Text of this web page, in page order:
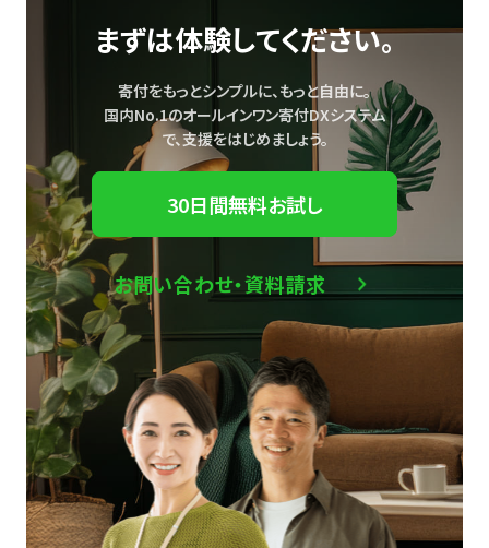
まずは体験してください。
寄付をもっとシンプルに、もっと自由に。
国内No.1のオールインワン寄付DXシステム
で、支援をはじめましょう。
30日間無料お試し
お問い合わせ・資料請求